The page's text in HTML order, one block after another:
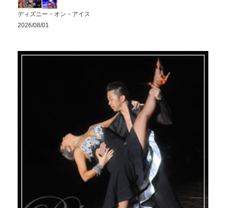
ディズニー・オン・アイス
2026/08/01